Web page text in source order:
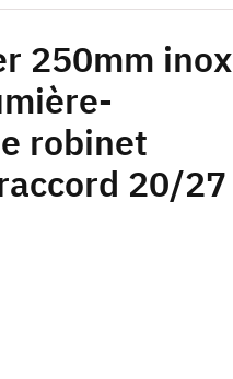
250mm inox
robinet
20/27